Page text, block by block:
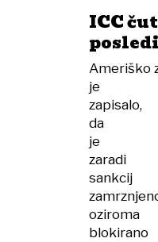
ICC
Ameriško
je
zapisalo,
da
je
zaradi
sankcij
oziroma
blokirano